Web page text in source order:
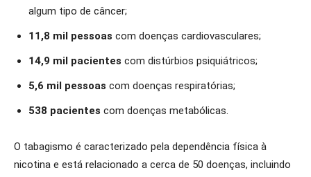
algum tipo de câncer;
11,8 mil pessoas com doenças cardiovasculares;
14,9 mil pacientes com distúrbios psiquiátricos;
5,6 mil pessoas com doenças respiratórias;
538 pacientes com doenças metabólicas.
O tabagismo é caracterizado pela dependência física à
nicotina e está relacionado a cerca de 50 doenças, incluindo